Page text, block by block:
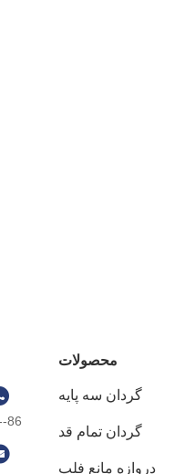
محصولات
گردان سه پایه
گردان تمام قد
دروازه مانع فلپ
86--18924634707